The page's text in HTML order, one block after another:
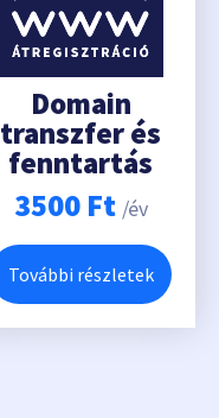
Domain
transzfer és
fenntartás
3500 Ft /év
További részletek